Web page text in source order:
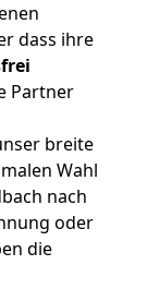
dass ihre
Partner
breite
Wahl
nach
oder
die